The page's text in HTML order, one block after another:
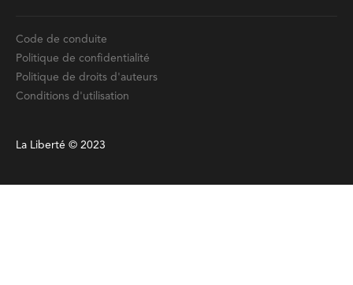
Code de conduite
Politique de confidentialité
Politique de droits d'auteurs
Conditions d'utilisation
La Liberté © 2023